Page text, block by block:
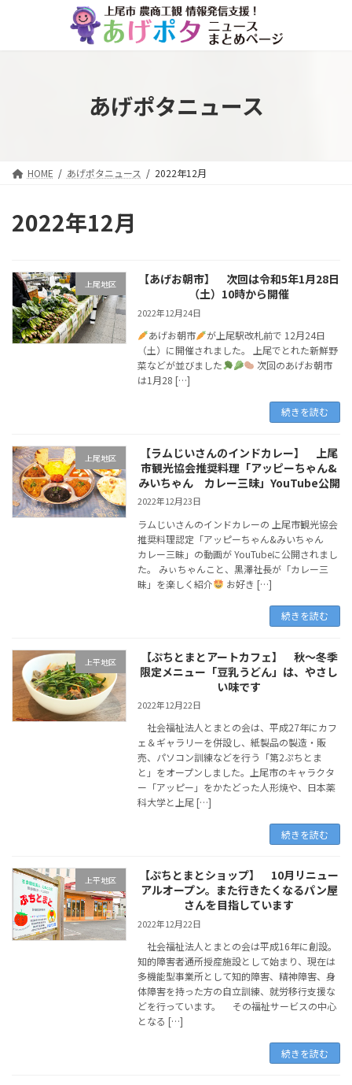
あげポタニュース
HOME あげポタニュース 2022年12月
2022年12月
上尾地区
【あげお朝市】 次回は令和5年1月28日
（土）10時から開催
2022年12月24日
あげお朝市
が上尾駅改札前で 12月24日
（土）に開催されました。 上尾でとれた新鮮野
菜などが並びました
次回のあげお朝市
は1月28 […]
続きを読む
上尾地区
【ラムじいさんのインドカレー】 上尾
市観光協会推奨料理「アッピーちゃん&
みいちゃん カレー三昧」YouTube公開
2022年12月23日
ラムじいさんのインドカレーの 上尾市観光協会
推奨料理認定「アッピーちゃん&みいちゃん
カレー三昧」の動画が YouTubeに公開されまし
た。 みぃちゃんこと、黒澤社長が「カレー三
昧」を楽しく紹介
お好き […]
続きを読む
上平地区
【ぷちとまとアートカフェ】 秋～冬季
限定メニュー「豆乳うどん」は、やさし
い味です
2022年12月22日
社会福祉法人とまとの会は、平成27年にカフ
ェ＆ギャラリーを併設し、紙製品の製造・販
売、パソコン訓練などを行う「第2ぷちとま
と」をオープンしました。上尾市のキャラクタ
ー「アッピー」をかたどった人形焼や、日本薬
科大学と上尾 […]
続きを読む
上平地区
【ぷちとまとショップ】 10月リニュー
アルオープン。また行きたくなるパン屋
さんを目指しています
2022年12月22日
社会福祉法人とまとの会は平成16年に創設。
知的障害者通所授産施設として始まり、現在は
多機能型事業所として知的障害、精神障害、身
体障害を持った方の自立訓練、就労移行支援な
どを行っています。 その福祉サービスの中心
となる […]
続きを読む